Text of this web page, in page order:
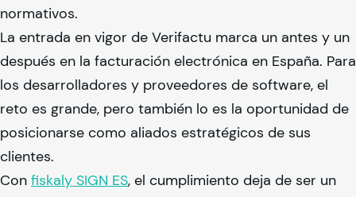
normativos.
La entrada en vigor de Verifactu marca un antes y un
después en la facturación electrónica en España. Para
los desarrolladores y proveedores de software, el
reto es grande, pero también lo es la oportunidad de
posicionarse como aliados estratégicos de sus
clientes.
Con fiskaly SIGN ES, el cumplimiento deja de ser un